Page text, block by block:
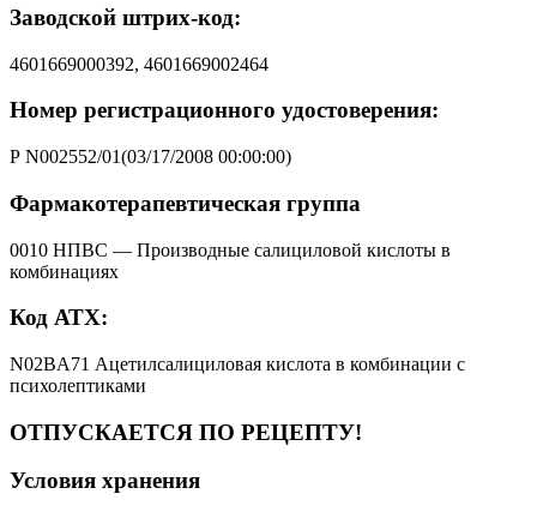
Заводской штрих-код:
4601669000392, 4601669002464
Номер регистрационного удостоверения:
Р N002552/01(03/17/2008 00:00:00)
Фармакотерапевтическая группа
0010 НПВС — Производные салициловой кислоты в
комбинациях
Код АТХ:
N02BA71 Ацетилсалициловая кислота в комбинации с
психолептиками
ОТПУСКАЕТСЯ ПО РЕЦЕПТУ!
Условия хранения